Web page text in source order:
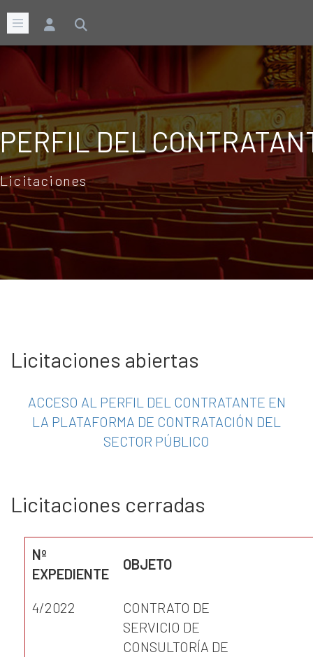
PERFIL DEL
Licitaciones
Licitaciones abiertas
ACCESO AL PERFIL DEL CONTRATANTE EN
LA PLATAFORMA DE CONTRATACIÓN DEL
SECTOR PÚBLICO
Licitaciones cerradas
Nº
EXPEDIENTE
OBJETO
4/2022
CONTRATO DE
SERVICIO DE
CONSULTORÍA DE